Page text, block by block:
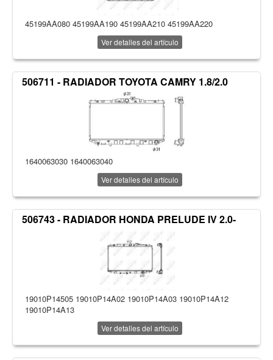
45199AA080 45199AA190 45199AA210 45199AA220
Ver detalles del artículo
506711 - RADIADOR TOYOTA CAMRY 1.8/2.0
1640063030 1640063040
Ver detalles del artículo
506743 - RADIADOR HONDA PRELUDE IV 2.0-
19010P14505 19010P14A02 19010P14A03 19010P14A12
19010P14A13
Ver detalles del artículo